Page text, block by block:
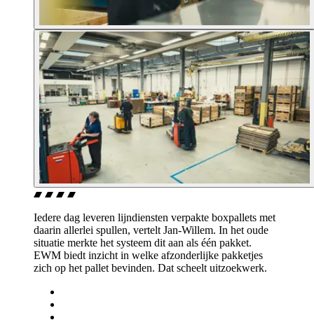
Iedere dag leveren lijndiensten verpakte boxpallets met
daarin allerlei spullen, vertelt Jan-Willem. In het oude
situatie merkte het systeem dit aan als één pakket.
EWM biedt inzicht in welke afzonderlijke pakketjes
zich op het pallet bevinden. Dat scheelt uitzoekwerk.